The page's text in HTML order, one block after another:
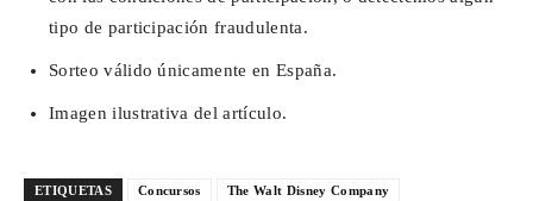
tipo de participación fraudulenta.
Sorteo válido únicamente en España.
Imagen ilustrativa del artículo.
ETIQUETAS Concursos The Walt Disney Company